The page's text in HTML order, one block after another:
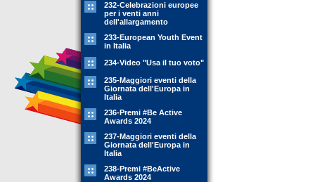
232-Celebrazioni europee
per i venti anni
dell'allargamento
233-European Youth Event
in Italia
234-Video "Usa il tuo voto"
235-Maggiori eventi della
Giornata dell'Europa in
Italia
236-Premi #Be Active
Awards 2024
237-Maggiori eventi della
Giornata dell'Europa in
Italia
238-Premi #BeActive
Awards 2024